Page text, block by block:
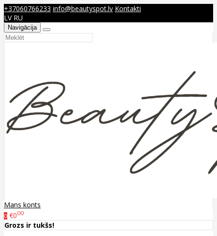
+37060766233 info@beautyspot.lv Kontakti
LV RU
Navigācija
Mans konts
0 €000
Grozs ir tukšs!